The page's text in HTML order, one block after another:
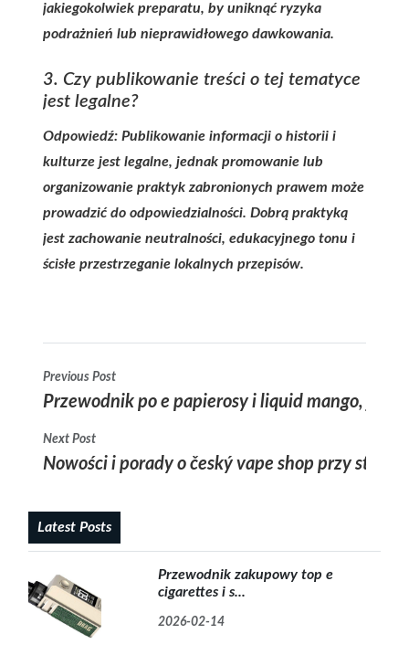
jakiegokolwiek preparatu, by uniknąć ryzyka
podrażnień lub nieprawidłowego dawkowania.
3. Czy publikowanie treści o tej tematyce
jest legalne?
Odpowiedź: Publikowanie informacji o historii i
kulturze jest legalne, jednak promowanie lub
organizowanie praktyk zabronionych prawem może
prowadzić do odpowiedzialności. Dobrą praktyką
jest zachowanie neutralności, edukacyjnego tonu i
ścisłe przestrzeganie lokalnych przepisów.
Previous Post
Przewodnik po e papierosy i liquid mango, jak
Next Post
Nowości i porady o český vape shop przy
Latest Posts
Przewodnik zakupowy top e
cigarettes i s...
2026-02-14